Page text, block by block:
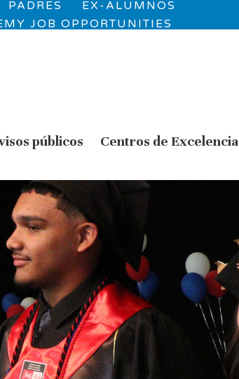
PADRES
EX-ALUMNOS
JOB OPPORTUNITIES
públicos Centros de Excelencia